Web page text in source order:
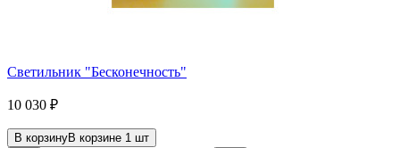
Светильник "Бесконечность"
10 030 ₽
В корзинуВ корзине 1 шт